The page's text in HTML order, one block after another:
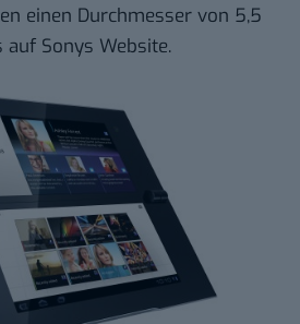
einen Durchmesser von 5,5
auf Sonys Website.